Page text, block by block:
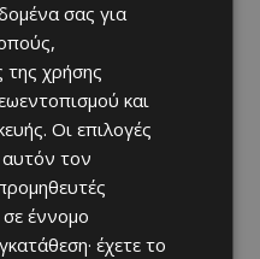
σας για
της χρήσης
και
Οι επιλογές
τον
έννομο
έχετε το